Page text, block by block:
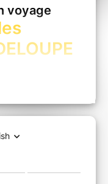
voyage
Labat,
l’époque,
de
nous